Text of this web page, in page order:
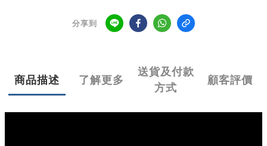
分享到
商品描述 了解更多
送貨及付款
方式
顧客評價